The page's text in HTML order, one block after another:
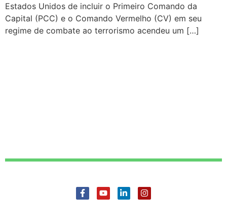
Estados Unidos de incluir o Primeiro Comando da
Capital (PCC) e o Comando Vermelho (CV) em seu
regime de combate ao terrorismo acendeu um […]